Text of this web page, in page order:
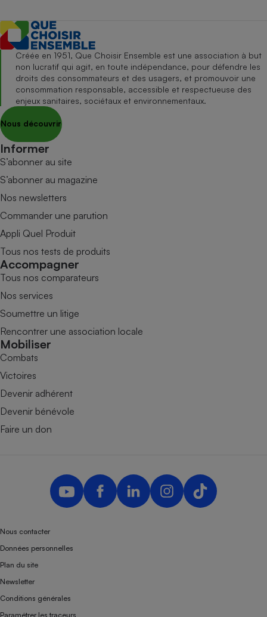
Créée en 1951, Que Choisir Ensemble est une association à but
non lucratif qui agit, en toute indépendance, pour défendre les
droits des consommateurs et des usagers, et promouvoir une
consommation responsable, accessible et respectueuse des
enjeux sanitaires, sociétaux et environnementaux.
Nous découvrir
Informer
S’abonner au site
S’abonner au magazine
Nos newsletters
Commander une parution
Appli Quel Produit
Tous nos tests de produits
Accompagner
Tous nos comparateurs
Nos services
Soumettre un litige
Rencontrer une association locale
Mobiliser
Combats
Victoires
Devenir adhérent
Devenir bénévole
Faire un don
Nous contacter
Données personnelles
Plan du site
Newsletter
Conditions générales
Paramétrer les traceurs